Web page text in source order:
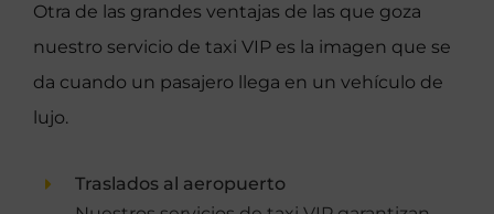
Otra de las grandes ventajas de las que goza
nuestro servicio de taxi VIP es la imagen que se
da cuando un pasajero llega en un vehículo de
lujo.
Traslados al aeropuerto